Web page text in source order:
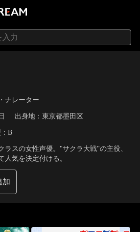
ナレーター
出身地：東京都墨田区
B
ラスの女性声優。"サクラ大戦"の主役、
人気を決定付ける。
加